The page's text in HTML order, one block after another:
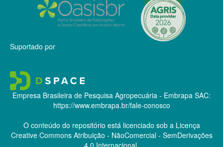
Suportado por
Empresa Brasileira de Pesquisa Agropecuária - Embrapa SAC:
https://www.embrapa.br/fale-conosco
O conteúdo do repositório está licenciado sob a Licença
Creative CommonsAtribuição - NãoComercial - SemDerivações
4.0 Internacional.